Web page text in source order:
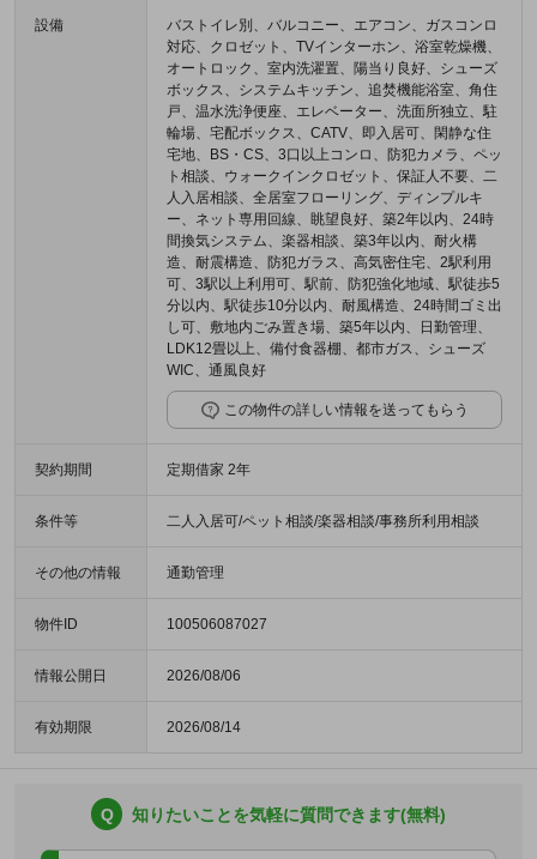
設備
バストイレ別、バルコニー、エアコン、ガスコンロ
対応、クロゼット、TVインターホン、浴室乾燥機、
オートロック、室内洗濯置、陽当り良好、シューズ
ボックス、システムキッチン、追焚機能浴室、角住
戸、温水洗浄便座、エレベーター、洗面所独立、駐
輪場、宅配ボックス、CATV、即入居可、閑静な住
宅地、BS・CS、3口以上コンロ、防犯カメラ、ペッ
ト相談、ウォークインクロゼット、保証人不要、二
人入居相談、全居室フローリング、ディンプルキ
ー、ネット専用回線、眺望良好、築2年以内、24時
間換気システム、楽器相談、築3年以内、耐火構
造、耐震構造、防犯ガラス、高気密住宅、2駅利用
可、3駅以上利用可、駅前、防犯強化地域、駅徒歩5
分以内、駅徒歩10分以内、耐風構造、24時間ゴミ出
し可、敷地内ごみ置き場、築5年以内、日勤管理、
LDK12畳以上、備付食器棚、都市ガス、シューズ
WIC、通風良好
この物件の詳しい情報を送ってもらう
契約期間 定期借家 2年
条件等 二人入居可/ペット相談/楽器相談/事務所利用相談
その他の情報 通勤管理
物件ID 100506087027
情報公開日 2026/08/06
有効期限 2026/08/14
Q 知りたいことを気軽に質問できます(無料)